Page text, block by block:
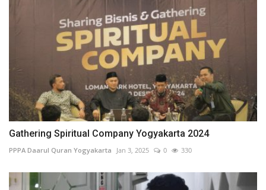
Gathering Spiritual Company Yogyakarta 2024
PPPA Daarul Quran Yogyakarta Jan 3, 2025 0 330